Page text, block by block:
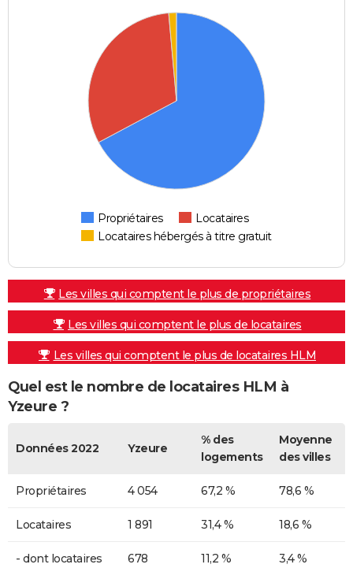
Propriétaires
Locataires
Locataires hébergés à titre gratuit
Les villes qui comptent le plus de propriétaires
Les villes qui comptent le plus de locataires
Les villes qui comptent le plus de locataires HLM
Quel est le nombre de locataires HLM à
Yzeure ?
Données 2022 Yzeure
% des
logements
Moyenne
des villes
Propriétaires 4 054 67,2 % 78,6 %
Locataires 1 891 31,4 % 18,6 %
- dont locataires
678 11,2 % 3,4 %